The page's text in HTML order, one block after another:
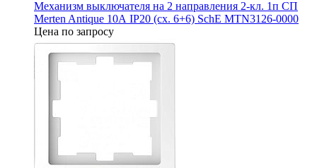
Механизм выключателя на 2 направления 2-кл. 1п СП
Merten Antique 10А IP20 (сх. 6+6) SchE MTN3126-0000
Цена по запросу